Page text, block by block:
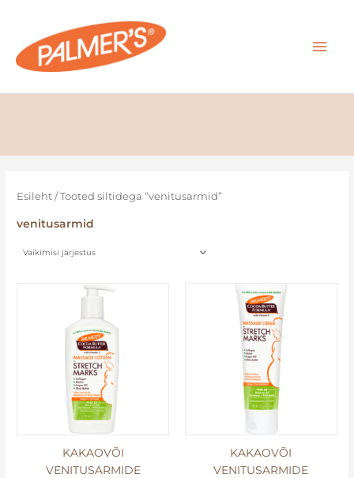
content
Esileht / Tooted siltidega “venitusarmid”
venitusarmid
KAKAOVÕI
VENITUSARMIDE
KAKAOVÕI
VENITUSARMIDE